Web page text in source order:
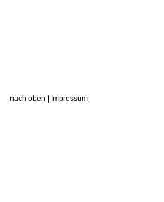
nach oben Impressum